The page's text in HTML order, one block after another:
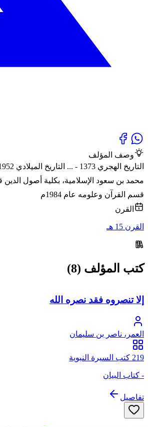
وصف المؤلف
قسم القرآن وعلومه عام 1984م
القرن
القرن 15 هـ
كتب المؤلف (8)
إلا تنصروه فقد نصره الله
العمر، ناصر بن سليمان
219 كتب السيرة النبوية
- كتاب البيان
تفاصيل